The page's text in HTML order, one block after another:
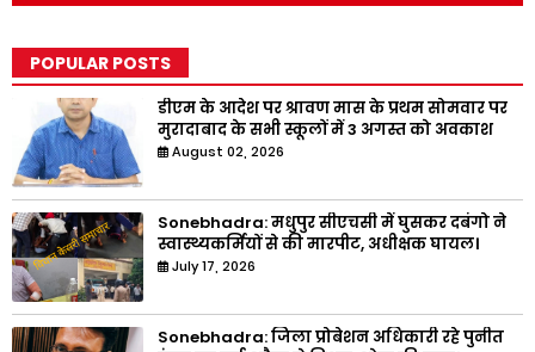
POPULAR POSTS
डीएम के आदेश पर श्रावण मास के प्रथम सोमवार पर
मुरादाबाद के सभी स्कूलों में 3 अगस्त को अवकाश
August 02, 2026
Sonebhadra: मधुपुर सीएचसी में घुसकर दबंगो ने
स्वास्थ्यकर्मियों से की मारपीट, अधीक्षक घायल।
July 17, 2026
Sonebhadra: जिला प्रोबेशन अधिकारी रहे पुनीत